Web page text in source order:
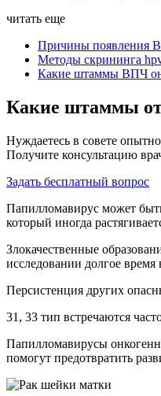
читать еще
Причины появления
Методы скрининга
Какие штаммы ВПЧ
Какие штаммы
Нуждаетесь в совете
Получите консультацию
Задать бесплатный вопрос
Папилломавирус может
который иногда
Злокачественные
исследовании долгое время
Персистенция других
31, 33 тип встречаются
Папилломавирусы
помогут предотвратить